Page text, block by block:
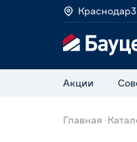
Краснодар
Акции
Главная